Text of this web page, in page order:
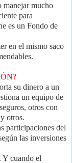
manejar mucho
para
es un Fondo de
en el mismo saco
su dinero a un
un equipo de
otros con
otros.
participaciones del
las inversiones
Y cuando el